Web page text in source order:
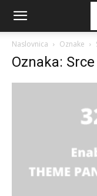
Naslovnica Oznake
Oznaka: